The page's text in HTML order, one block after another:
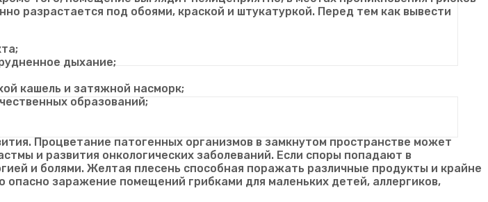
разрастается под обоями, краской и штукатуркой. Перед тем как вывести
дыхание;
кашель и затяжной насморк;
образований;
Процветание патогенных организмов в замкнутом пространстве может
и развития онкологических заболеваний. Если споры попадают в
и болями. Желтая плесень способная поражать различные продукты и крайне
заражение помещений грибками для маленьких детей, аллергиков,